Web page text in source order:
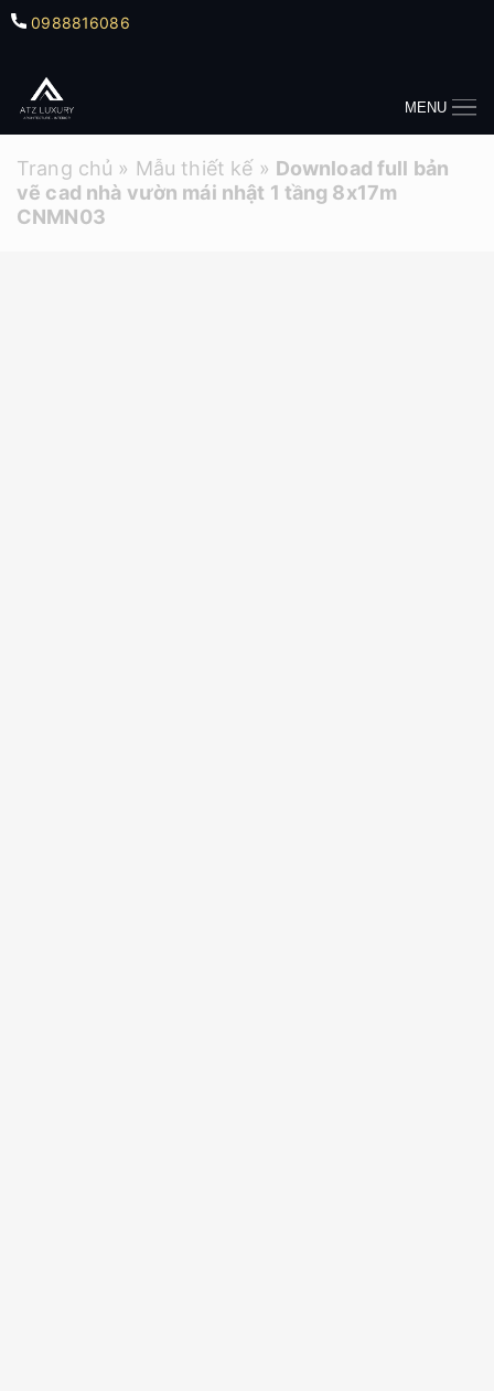
0988816086
MENU
Trang chủ » Mẫu thiết kế » Download full bản
vẽ cad nhà vườn mái nhật 1 tầng 8x17m
CNMN03